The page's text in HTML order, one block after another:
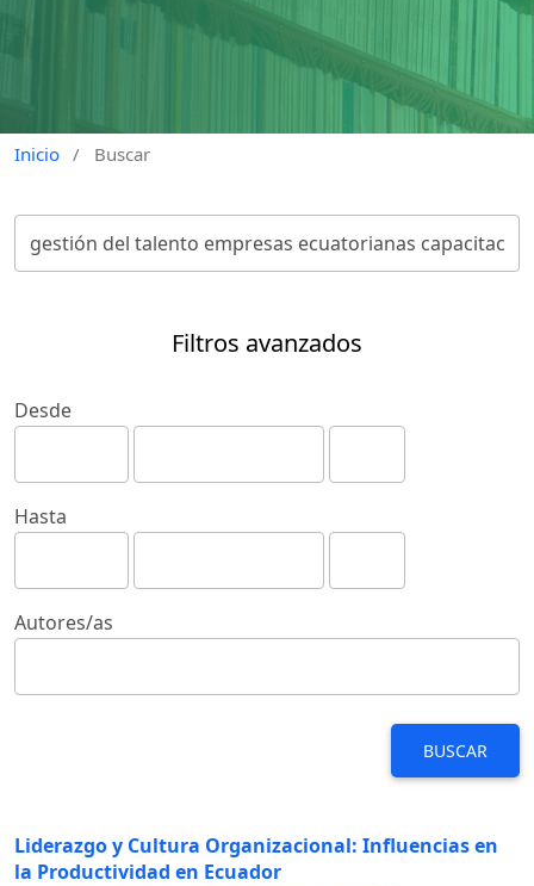
Inicio / Buscar
Filtros avanzados
Desde
Hasta
Autores/as
BUSCAR
Liderazgo y Cultura Organizacional: Influencias en
la Productividad en Ecuador